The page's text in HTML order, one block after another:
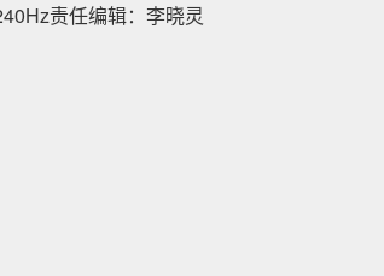
责任编辑：李晓灵